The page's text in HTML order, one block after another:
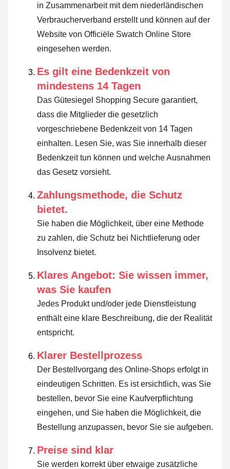
in Zusammenarbeit mit dem niederländischen
Verbraucherverband erstellt und können auf der
Website von Officiële Swatch Online Store
eingesehen werden.
Es gilt eine Bedenkzeit von
mindestens 14 Tagen
Das Gütesiegel Shopping Secure garantiert,
dass die Mitglieder die gesetzlich
vorgeschriebene Bedenkzeit von 14 Tagen
einhalten. Lesen Sie, was Sie innerhalb dieser
Bedenkzeit tun können und welche Ausnahmen
das Gesetz vorsieht.
Zahlungsmethode, die Schutz
bietet.
Sie haben die Möglichkeit, über eine Methode
zu zahlen, die Schutz bei Nichtlieferung oder
Insolvenz bietet.
Klares Angebot: Sie wissen immer,
was Sie kaufen
Jedes Produkt und/oder jede Dienstleistung
enthält eine klare Beschreibung, die der Realität
entspricht.
Klarer Bestellprozess
Der Bestellvorgang des Online-Shops erfolgt in
eindeutigen Schritten. Es ist ersichtlich, was Sie
bestellen, bevor Sie eine Kaufverpflichtung
eingehen, und Sie haben die Möglichkeit, die
Bestellung anzupassen, bevor Sie sie aufgeben.
Preise sind klar
Sie werden korrekt über etwaige zusätzliche